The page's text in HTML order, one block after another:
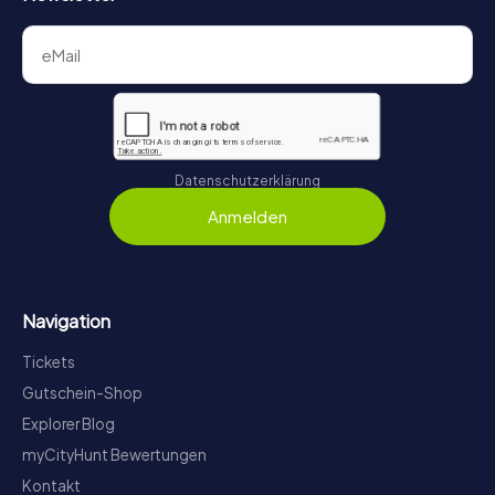
Datenschutzerklärung
Anmelden
Navigation
Tickets
Gutschein-Shop
Explorer Blog
myCityHunt Bewertungen
Kontakt